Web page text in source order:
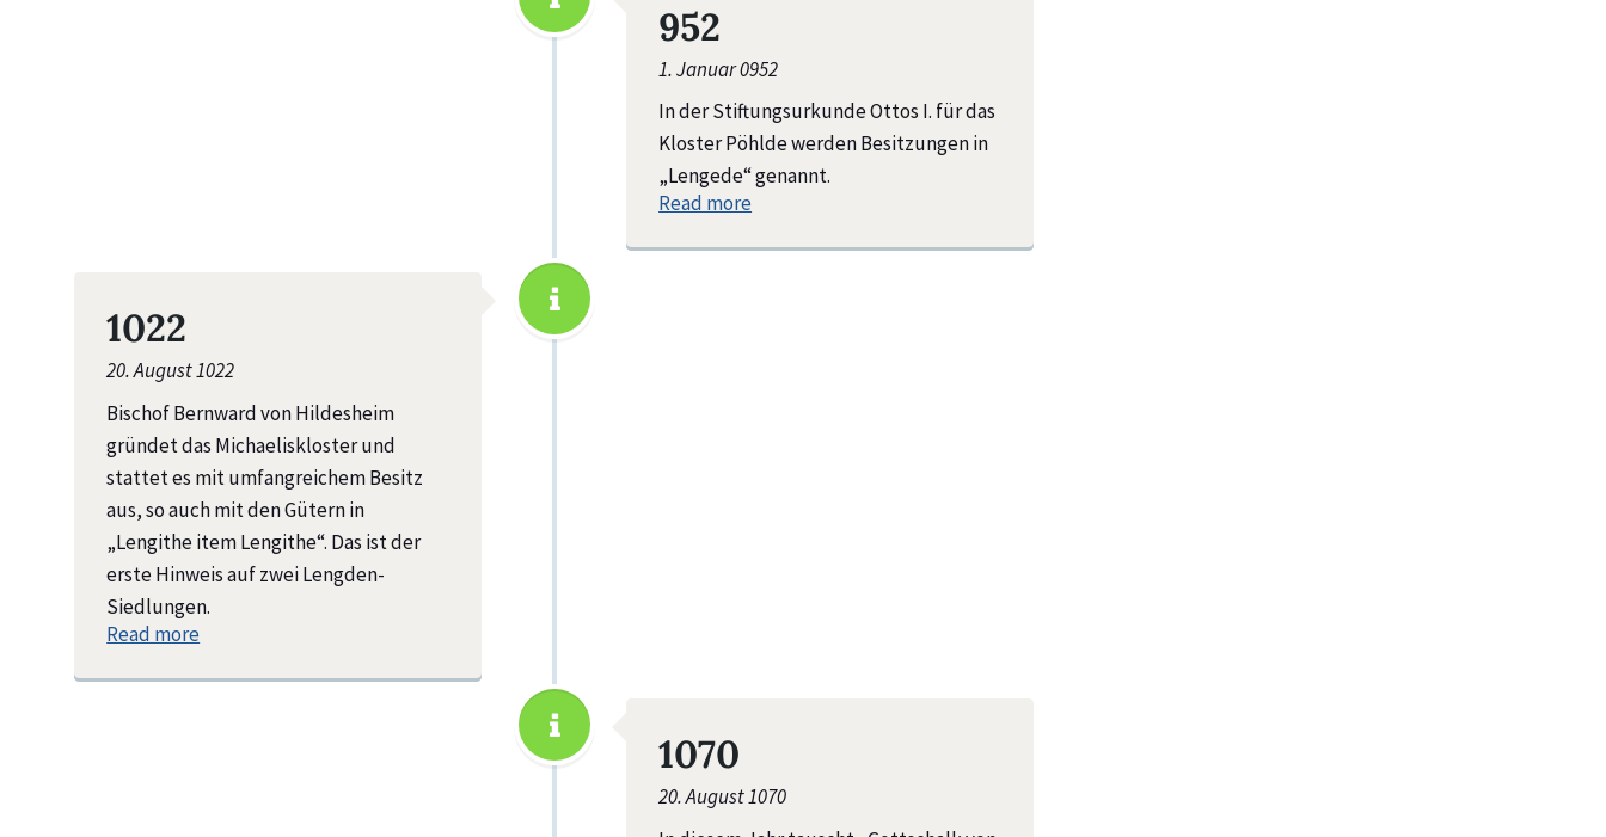
952
1. Januar 0952
In der Stiftungsurkunde Ottos I. für das
Kloster Pöhlde werden Besitzungen in
„Lengede“ genannt.
Read more
1022
20. August 1022
Bischof Bernward von Hildesheim
gründet das Michaeliskloster und
stattet es mit umfangreichem Besitz
aus, so auch mit den Gütern in
„Lengithe item Lengithe“. Das ist der
erste Hinweis auf zwei Lengden-
Siedlungen.
Read more
1070
20. August 1070